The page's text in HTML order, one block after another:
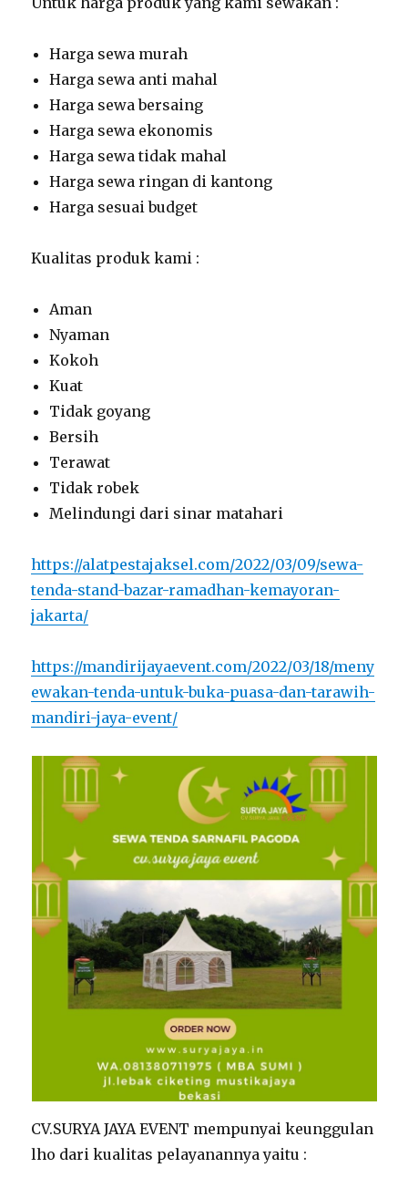
Harga sewa murah
Harga sewa anti mahal
Harga sewa bersaing
Harga sewa ekonomis
Harga sewa tidak mahal
Harga sewa ringan di kantong
Harga sesuai budget
Kualitas produk kami :
Aman
Nyaman
Kokoh
Kuat
Tidak goyang
Bersih
Terawat
Tidak robek
Melindungi dari sinar matahari
https://alatpestajaksel.com/2022/03/09/sewa-
tenda-stand-bazar-ramadhan-kemayoran-
jakarta/
https://mandirijayaevent.com/2022/03/18/meny
ewakan-tenda-untuk-buka-puasa-dan-tarawih-
mandiri-jaya-event/
CV.SURYA JAYA EVENT mempunyai keunggulan
lho dari kualitas pelayanannya yaitu :